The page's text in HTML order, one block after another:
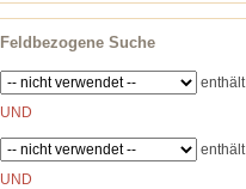
Feldbezogene Suche
enthält
UND
enthält
UND